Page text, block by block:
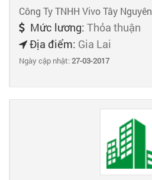
Công Ty TNHH Vivo Tây Nguyên
Mức lương: Thỏa thuận
Địa điểm: Gia Lai
Ngày cập nhật:27-03-2017